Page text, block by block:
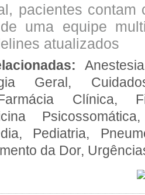
pacientes contam
uma equipe
atualizados
Geral,
Clínica,
Pediatria,
da Dor,